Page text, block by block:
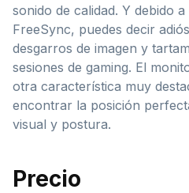
sonido de calidad. Y debido
FreeSync, puedes decir
desgarros de imagen y
sesiones de gaming. El
otra característica muy
encontrar la posición
visual y postura.
Precio